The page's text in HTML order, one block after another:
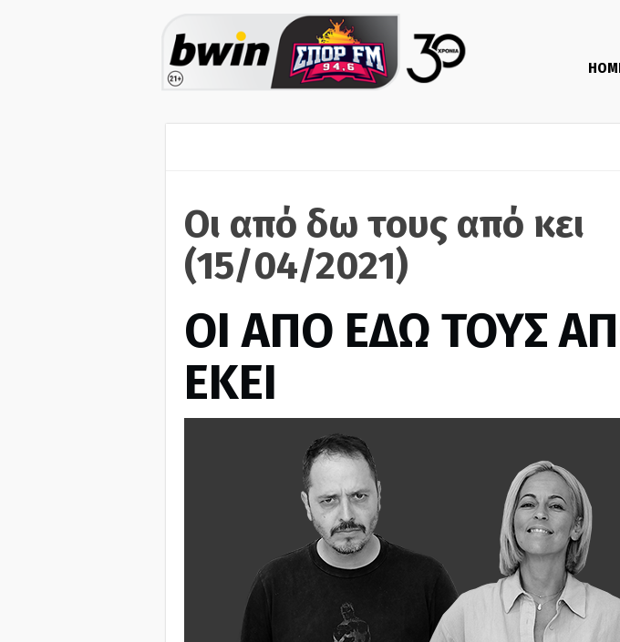
Οι από δω τους από κει
(15/04/2021)
ΟΙ ΑΠΟ ΕΔΩ ΤΟΥΣ
ΕΚΕΙ